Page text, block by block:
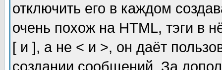
отключить его в каждом
очень похож на HTML, тэги в
[ и ], а не < и >, он даёт
создании сообщений. За